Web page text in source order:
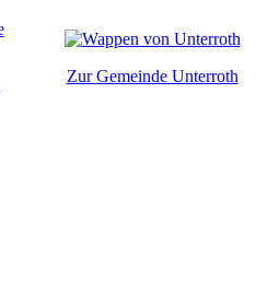
Zur Gemeinde Unterroth